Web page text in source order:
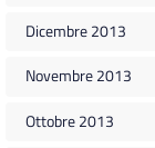
Dicembre 2013
Novembre 2013
Ottobre 2013